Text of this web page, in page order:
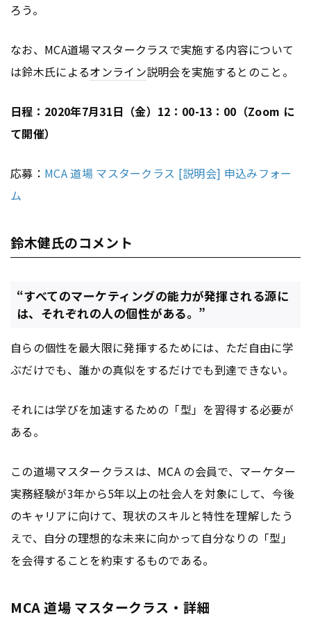
ろう。
なお、MCA道場マスタークラスで実施する内容について
は鈴木氏によるオンライン説明会を実施するとのこと。
日程：2020年7月31日（金）12：00-13：00（Zoom に
て開催）
応募： MCA 道場 マスタークラス [説明会] 申込みフォー
ム
鈴木健氏のコメント
“すべてのマーケティングの能力が発揮される源に
は、それぞれの人の個性がある。”
自らの個性を最大限に発揮するためには、ただ自由に学
ぶだけでも、誰かの真似をするだけでも到達できない。
それには学びを加速するための「型」を習得する必要が
ある。
この道場マスタークラスは、MCA の会員で、マーケター
実務経験が3年から5年以上の社会人を対象にして、今後
のキャリアに向けて、現状のスキルと特性を理解したう
えで、自分の理想的な未来に向かって自分なりの「型」
を会得することを約束するものである。
MCA 道場 マスタークラス・詳細